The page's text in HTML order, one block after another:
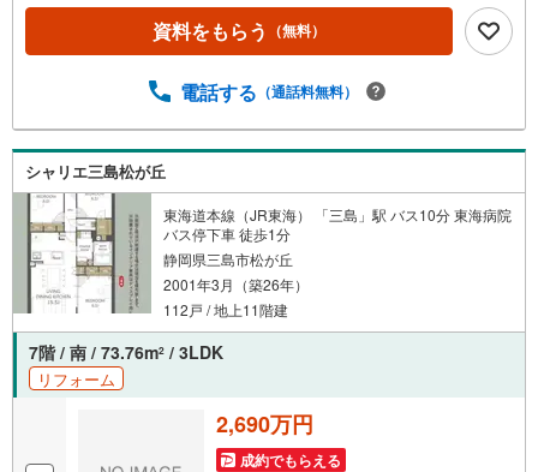
資料をもらう （無料）
電話する （通話料無料）
シャリエ三島松が丘
東海道本線（JR東海） 「三島」駅 バス10分 東海病院
バス停下車 徒歩1分
静岡県三島市松が丘
2001年3月（築26年）
112戸 / 地上11階建
7階 / 南 / 73.76m2 / 3LDK
リフォーム
2,690万円
成約でもらえる